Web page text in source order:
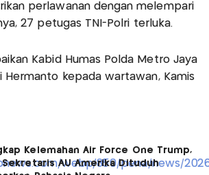
perlawanan dengan melempari
27 petugas TNI-Polri terluka.
Kabid Humas Polda Metro Jaya
Hermanto kepada wartawan, Kamis
Kelemahan Air Force One Trump,
Sekretaris AU Amerika Dituduh